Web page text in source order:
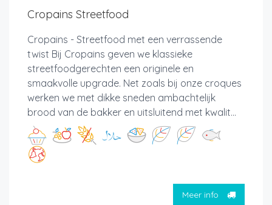
Cropains Streetfood
Cropains - Streetfood met een verrassende
twist Bij Cropains geven we klassieke
streetfoodgerechten een originele en
smaakvolle upgrade. Net zoals bij onze croques
werken we met dikke sneden ambachtelijk
brood van de bakker en uitsluitend met kwalit...
Meer info